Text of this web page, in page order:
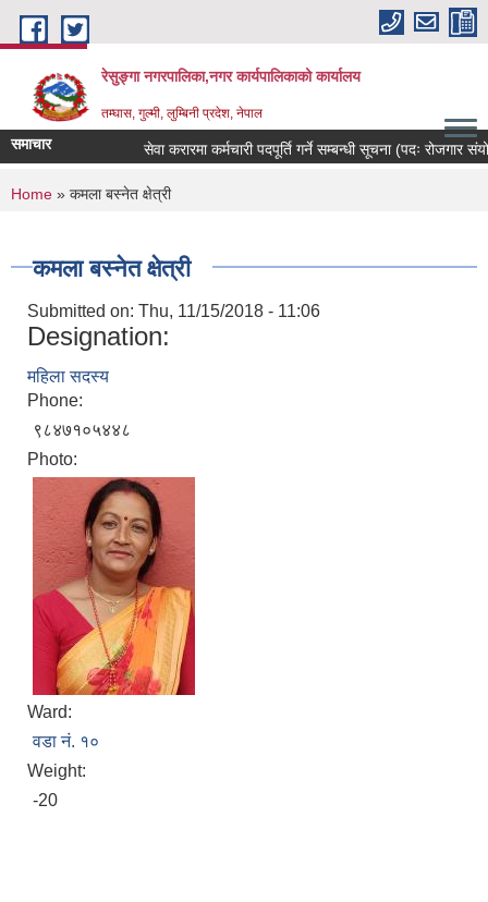
Skip to main content
रेसुङ्गा नगरपालिका,नगर कार्यपालिकाको कार्यालय
तम्घास, गुल्मी, लुम्बिनी प्रदेश, नेपाल
समाचार सेवा करारमा कर्मचारी पदपूर्ति गर्ने सम्बन्धी सूचना (पदः रोजगार
You are here
Home » कमला बस्नेत क्षेत्री
कमला बस्नेत क्षेत्री
Submitted on: Thu, 11/15/2018 - 11:06
Designation:
महिला सदस्य
Phone:
९८४७१०५४४८
Photo:
Ward:
वडा नं. १०
Weight:
-20